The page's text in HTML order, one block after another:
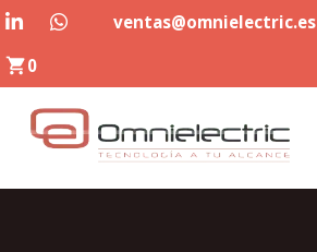
Saltar
contenido
ventas@omnielectric.es
0